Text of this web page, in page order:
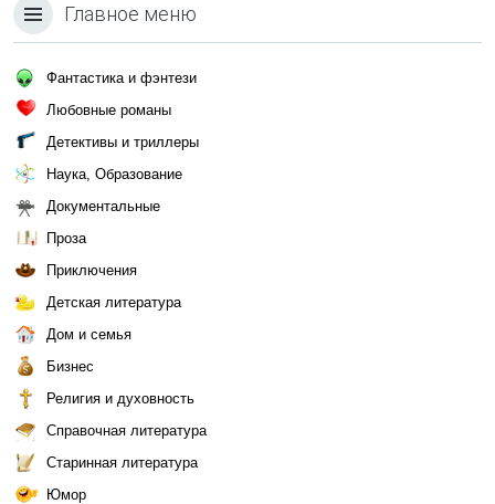
Главное меню
Фантастика и фэнтези
Любовные романы
Детективы и триллеры
Наука, Образование
Документальные
Проза
Приключения
Детская литература
Дом и семья
Бизнес
Религия и духовность
Справочная литература
Старинная литература
Юмор